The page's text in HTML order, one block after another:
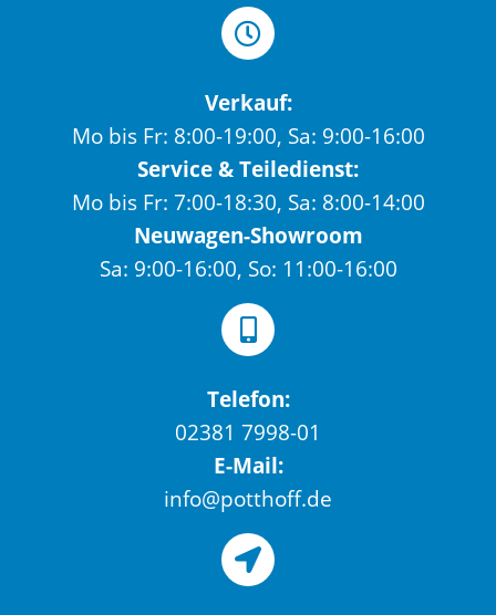
Verkauf:
Mo bis Fr: 8:00-19:00, Sa: 9:00-16:00
Service & Teiledienst:
Mo bis Fr: 7:00-18:30, Sa: 8:00-14:00
Neuwagen-Showroom
Sa: 9:00-16:00, So: 11:00-16:00
Telefon:
02381 7998-01
E-Mail:
info@potthoff.de